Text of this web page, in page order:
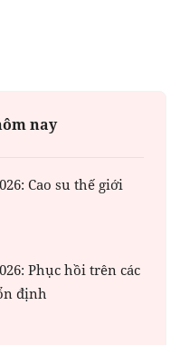
nay
Cao su thế giới
Phục hồi trên các
định